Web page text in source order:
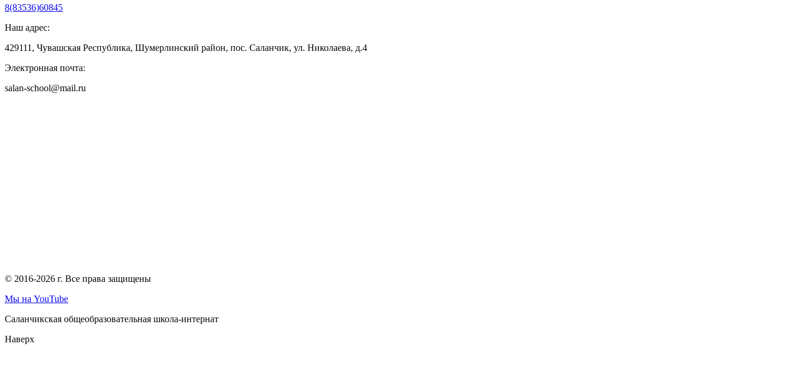
8(83536)60845
Наш адрес:
429111, Чувашская Республика, Шумерлинский район, пос. Саланчик, ул. Николаева, д.4
Электронная почта:
salan-school@mail.ru
© 2016-2026 г. Все права защищены
Мы на YouTube
Саланчикская общеобразовательная школа-интернат
Наверх